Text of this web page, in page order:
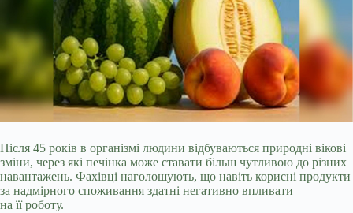
Після 45 років в організмі людини відбуваються природні вікові
зміни, через які печінка може ставати більш чутливою до різних
навантажень. Фахівці наголошують, що навіть корисні продукти
за надмірного споживання здатні негативно впливати
на її роботу.